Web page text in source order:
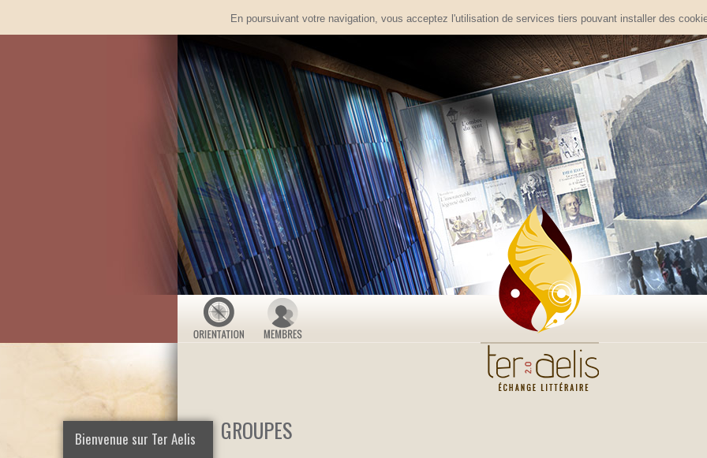
En poursuivant votre navigation, vous acceptez l'utilisation de services tiers pouvant installer des
Bienvenue sur Ter Aelis GROUPES